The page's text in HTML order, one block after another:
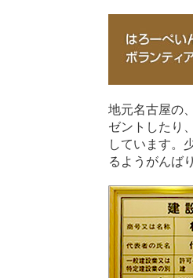
地元名古屋の
ゼントしたり
しています。
るようがんば